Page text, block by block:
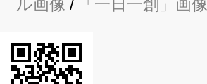
ル画像 / 「一日一創」画像